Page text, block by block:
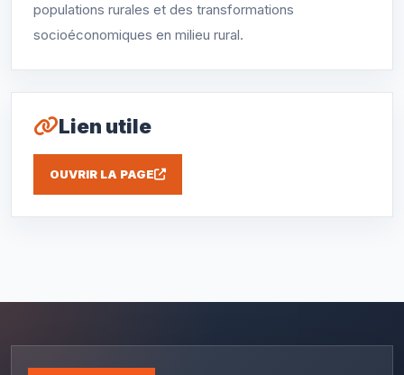
populations rurales et des transformations
socioéconomiques en milieu rural.
Lien utile
OUVRIR LA PAGE